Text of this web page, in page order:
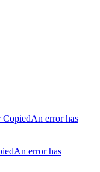
CopiedAn error has
An error has